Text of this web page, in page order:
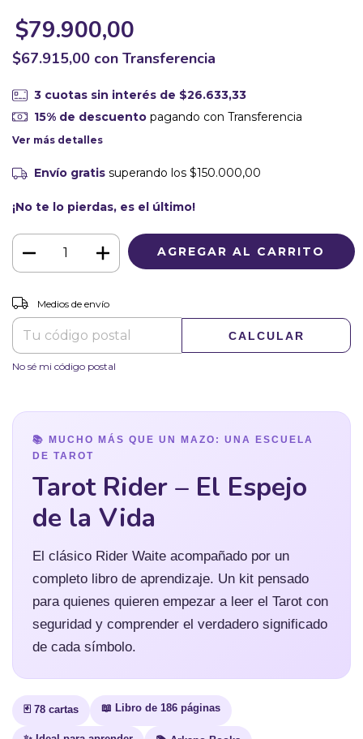
$79.900,00
$67.915,00 con Transferencia
3 cuotas sin interés de $26.633,33
15% de descuentopagando con Transferencia
Ver más detalles
Envío gratis superando los $150.000,00
¡No te lo pierdas, es el último!
Entregas para el CP:
Medios de envío
CALCULAR
No sé mi código postal
📚 MUCHO MÁS QUE UN MAZO: UNA ESCUELA
DE TAROT
Tarot Rider – El Espejo
de la Vida
El clásico Rider Waite acompañado por un
completo libro de aprendizaje. Un kit pensado
para quienes quieren empezar a leer el Tarot con
seguridad y comprender el verdadero significado
de cada símbolo.
🃏 78 cartas 📖 Libro de 186 páginas